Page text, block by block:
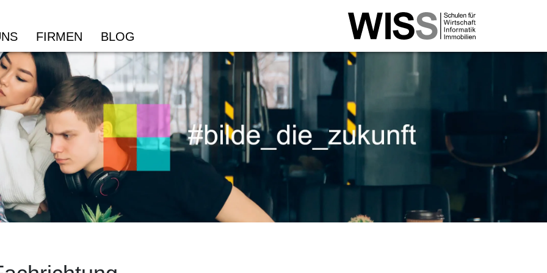
Informatik
Dipl. Informatiker/in HF
PRO-Modul – Mit Vibe Coding eine Applikation
professionell entwickeln
PRO-Modul – Netzwerkservices mit Docker und KI
bereitstellen
IT Security & Risk Management NDS HF
ICT-Platform Development Specialist mit eidg. FA
Cyber Security Specialist/in mit eidg. FA
Wirtschaftsinformatik
Dipl. Wirtschaftsinformatiker/in HF
Digital Transformation NDS HF
Wirtschaftsinformatiker/in mit eidg. FA
AI Business Specialist mit eidg. FA
KI-Professional WISS ‒ Trends, Analysen &
Strategien für den Einsatz von KI in Unternehmen
KI-Professional WISS ‒ KI-basierte Optimierung von
Business Cases
FIRMEN BLOG